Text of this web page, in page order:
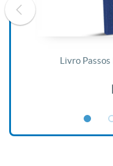
Livro